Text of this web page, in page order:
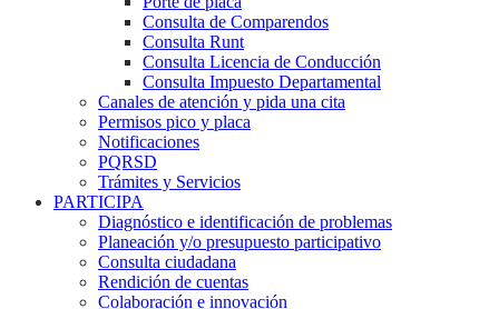
Consulta de Comparendos
Consulta Runt
Consulta Licencia de Conducción
Consulta Impuesto Departamental
Canales de atención y pida una cita
Permisos pico y placa
Notificaciones
PQRSD
Trámites y Servicios
PARTICIPA
Diagnóstico e identificación de problemas
Planeación y/o presupuesto participativo​
Consulta ciudadana
Rendición de cuentas
Colaboración e innovación